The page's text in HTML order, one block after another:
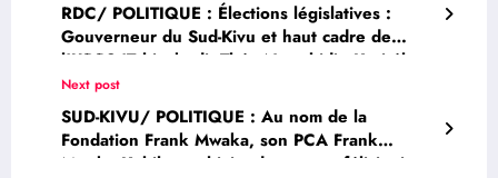
RDC/ POLITIQUE : Élections législatives :
Gouverneur du Sud-Kivu et haut cadre de
l’UDPS/Tshisekedi, Théo Ngwabidje Kasi élu et
proclamé député national d’Idjwi: Les jeunes
révolutionnaires lui présentent leurs sincères
félicitations
Next post
SUD-KIVU/ POLITIQUE : Au nom de la
Fondation Frank Mwaka, son PCA Frank
Mwaka Kubihamushizi, adresse ses félicitations